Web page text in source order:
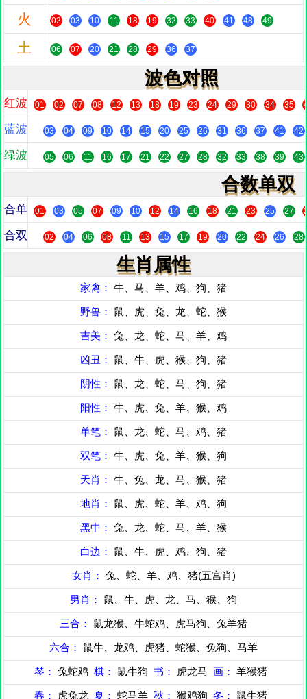
火 02 03 10 11 18 19 32 33 40 41 48 49
土 06 07 20 21 28 29 36 37
波色对照
红波 01 02 07 08 12 13 18 19 23 24 29 30 34 35
蓝波 03 04 09 10 14 15 20 25 26 31 36 37 41 42
绿波 05 06 11 16 17 21 22 27 28 32 33 38 39 43
合数单双
合单 01 03 05 07 09 10 12 14 16 18 21 23 25 27
合双 02 04 06 08 11 13 15 17 19 20 22 24 26 28
生肖属性
家禽： 牛、马、羊、鸡、狗、猪
野兽： 鼠、虎、兔、龙、蛇、猴
吉美： 兔、龙、蛇、马、羊、鸡
凶丑： 鼠、牛、虎、猴、狗、猪
阴性： 鼠、龙、蛇、马、狗、猪
阳性： 牛、虎、兔、羊、猴、鸡
单笔： 鼠、龙、蛇、马、鸡、猪
双笔： 牛、虎、兔、羊、猴、狗
天肖： 牛、兔、龙、马、猴、猪
地肖： 鼠、虎、蛇、羊、鸡、狗
黑中： 兔、龙、蛇、马、羊、猴
白边： 鼠、牛、虎、鸡、狗、猪
女肖： 兔、蛇、羊、鸡、猪(五宫肖)
男肖： 鼠、牛、虎、龙、马、猴、狗
三合： 鼠龙猴、牛蛇鸡、虎马狗、兔羊猪
六合： 鼠牛、龙鸡、虎猪、蛇猴、兔狗、马羊
琴： 兔蛇鸡 棋： 鼠牛狗 书： 虎龙马 画： 羊猴猪
春： 虎兔龙 夏： 蛇马羊 秋： 猴鸡狗 冬： 鼠牛猪